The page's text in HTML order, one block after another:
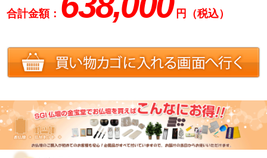
合計金額： 円（税込）